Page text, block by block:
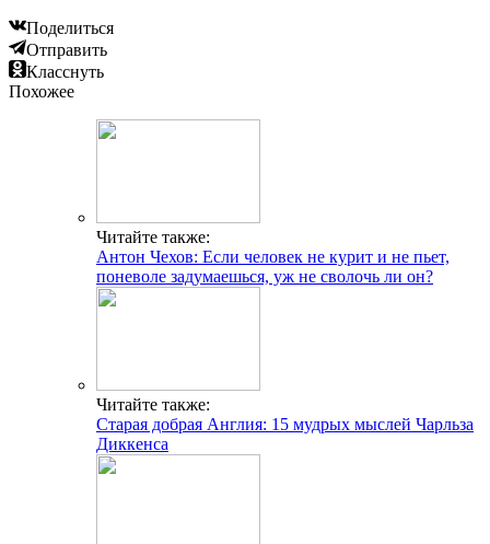
Поделиться
Отправить
Класснуть
Похожее
Читайте также:
Антон Чехов: Если человек не курит и не пьет,
поневоле задумаешься, уж не сволочь ли он?
Читайте также:
Старая добрая Англия: 15 мудрых мыслей Чарльза
Диккенса